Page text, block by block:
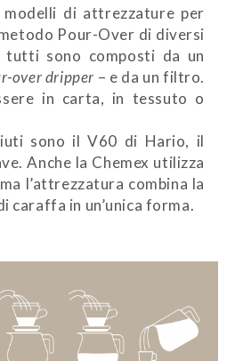
di attrezzature per
Pour-Over di diversi
tutti sono composti da un
over dripper – e da un filtro.
in carta, in tessuto o
sono il V60 di Hario, il
Anche la Chemex utilizza
l’attrezzatura combina la
caraffa in un’unica forma.